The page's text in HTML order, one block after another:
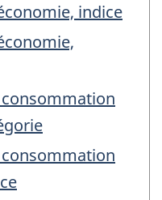
indice